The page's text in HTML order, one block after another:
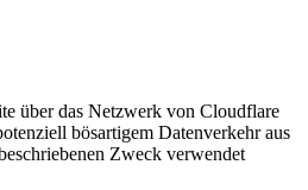
über das Netzwerk von Cloudflare
bösartigem Datenverkehr aus
Zweck verwendet